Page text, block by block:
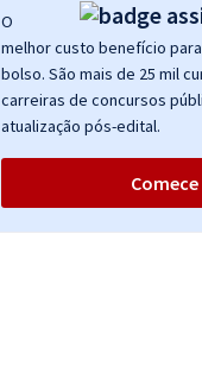
O
melhor custo benefício
bolso. São mais de 25 mil
carreiras de concursos
atualização pós-edital.